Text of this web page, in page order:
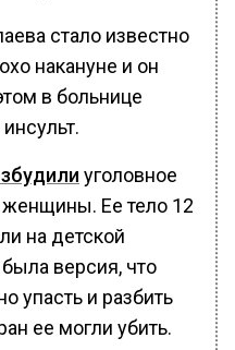
стало известно
накануне и он
в больнице
уголовное
женщины. Ее тело 12
на детской
версия, что
упасть и разбить
ее могли убить.